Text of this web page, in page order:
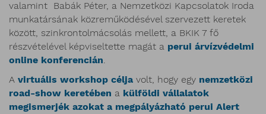
valamint Babák Péter, a Nemzetközi Kapcsolatok Iroda
munkatársának közreműködésével szervezett keretek
között, szinkrontolmácsolás mellett, a BKIK 7 fő
részvételével képviseltette magát a perui árvízvédelmi
online konferencián.
A virtuális workshop célja volt, hogy egy nemzetközi
road-show keretében a külföldi vállalatok
megismerjék azokat a megpályázható perui Alert